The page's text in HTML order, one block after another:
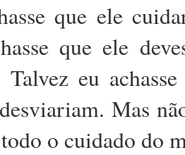
que ele
que ele
Talvez eu
Mas
o cuidado do